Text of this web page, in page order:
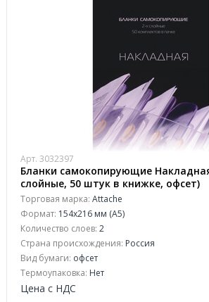
Арт. 3032397
Бланки самокопирующие
слойные, 50 штук в книжке, офсет)
Торговая марка: Attache
Формат: 154x216 мм (А5)
Количество слоев: 2
Страна происхождения: Россия
Вид бумаги: офсeт
Термоупаковка: Нет
Цена с НДС